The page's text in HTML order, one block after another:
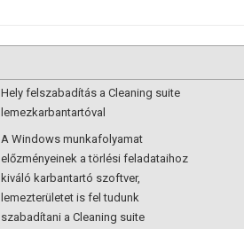
Hely felszabadítás a Cleaning suite
lemezkarbantartóval
A Windows munkafolyamat
előzményeinek a törlési feladataihoz
kiváló karbantartó szoftver,
lemezterületet is fel tudunk
szabadítani a Cleaning suite